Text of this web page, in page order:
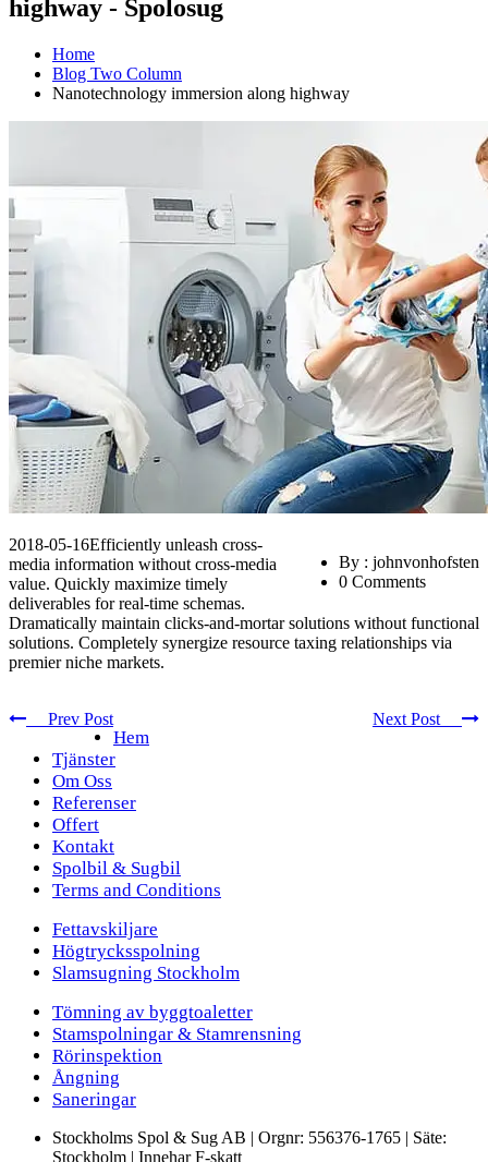
highway - Spolosug
Home
Blog Two Column
Nanotechnology immersion along highway
2018-05-16
By : johnvonhofsten
0 Comments
Efficiently unleash cross-
media information without cross-media
value. Quickly maximize timely
deliverables for real-time schemas.
Dramatically maintain clicks-and-mortar solutions without functional
solutions. Completely synergize resource taxing relationships via
premier niche markets.
Prev Post Next Post
Hem
Tjänster
Om Oss
Referenser
Offert
Kontakt
Spolbil & Sugbil
Terms and Conditions
Fettavskiljare
Högtrycksspolning
Slamsugning Stockholm
Tömning av byggtoaletter
Stamspolningar & Stamrensning
Rörinspektion
Ångning
Saneringar
Stockholms Spol & Sug AB | Orgnr: 556376-1765 | Säte:
Stockholm | Innehar F-skatt